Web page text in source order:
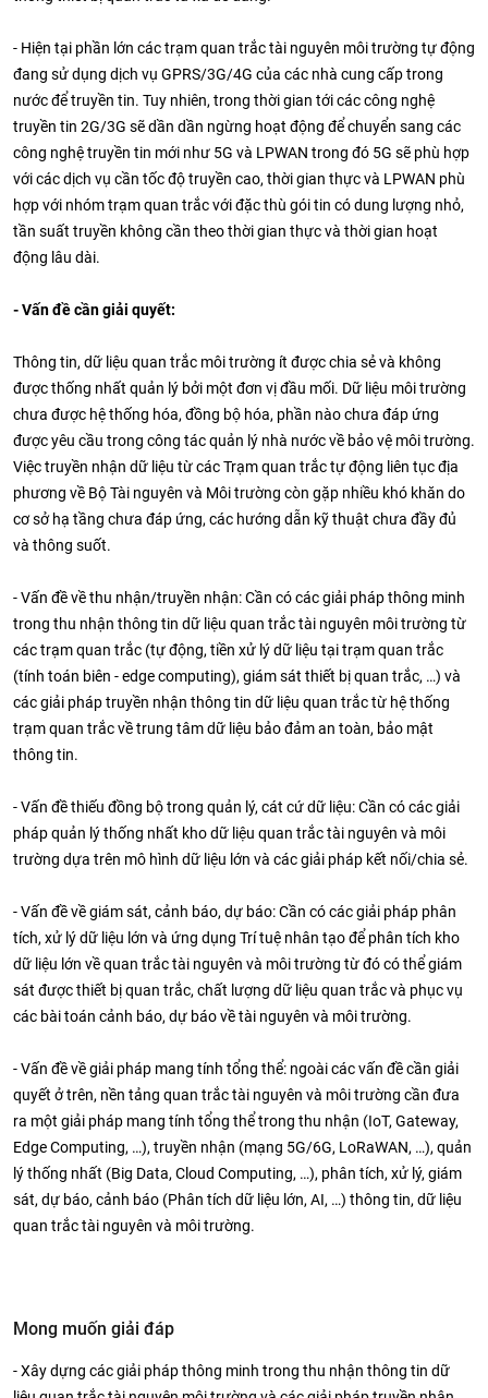
- Hiện tại phần lớn các trạm quan trắc tài nguyên môi trường tự động
đang sử dụng dịch vụ GPRS/3G/4G của các nhà cung cấp trong
nước để truyền tin. Tuy nhiên, trong thời gian tới các công nghệ
truyền tin 2G/3G sẽ dần dần ngừng hoạt động để chuyển sang các
công nghệ truyền tin mới như 5G và LPWAN trong đó 5G sẽ phù hợp
với các dịch vụ cần tốc độ truyền cao, thời gian thực và LPWAN phù
hợp với nhóm trạm quan trắc với đặc thù gói tin có dung lượng nhỏ,
tần suất truyền không cần theo thời gian thực và thời gian hoạt
động lâu dài.
- Vấn đề cần giải quyết:
Thông tin, dữ liệu quan trắc môi trường ít được chia sẻ và không
được thống nhất quản lý bởi một đơn vị đầu mối. Dữ liệu môi trường
chưa được hệ thống hóa, đồng bộ hóa, phần nào chưa đáp ứng
được yêu cầu trong công tác quản lý nhà nước về bảo vệ môi trường.
Việc truyền nhận dữ liệu từ các Trạm quan trắc tự động liên tục địa
phương về Bộ Tài nguyên và Môi trường còn gặp nhiều khó khăn do
cơ sở hạ tầng chưa đáp ứng, các hướng dẫn kỹ thuật chưa đầy đủ
và thông suốt.
- Vấn đề về thu nhận/truyền nhận: Cần có các giải pháp thông minh
trong thu nhận thông tin dữ liệu quan trắc tài nguyên môi trường từ
các trạm quan trắc (tự động, tiền xử lý dữ liệu tại trạm quan trắc
(tính toán biên - edge computing), giám sát thiết bị quan trắc, …) và
các giải pháp truyền nhận thông tin dữ liệu quan trắc từ hệ thống
trạm quan trắc về trung tâm dữ liệu bảo đảm an toàn, bảo mật
thông tin.
- Vấn đề thiếu đồng bộ trong quản lý, cát cứ dữ liệu: Cần có các giải
pháp quản lý thống nhất kho dữ liệu quan trắc tài nguyên và môi
trường dựa trên mô hình dữ liệu lớn và các giải pháp kết nối/chia sẻ.
- Vấn đề về giám sát, cảnh báo, dự báo: Cần có các giải pháp phân
tích, xử lý dữ liệu lớn và ứng dụng Trí tuệ nhân tạo để phân tích kho
dữ liệu lớn về quan trắc tài nguyên và môi trường từ đó có thể giám
sát được thiết bị quan trắc, chất lượng dữ liệu quan trắc và phục vụ
các bài toán cảnh báo, dự báo về tài nguyên và môi trường.
- Vấn đề về giải pháp mang tính tổng thể: ngoài các vấn đề cần giải
quyết ở trên, nền tảng quan trắc tài nguyên và môi trường cần đưa
ra một giải pháp mang tính tổng thể trong thu nhận (IoT, Gateway,
Edge Computing, …), truyền nhận (mạng 5G/6G, LoRaWAN, …), quản
lý thống nhất (Big Data, Cloud Computing, …), phân tích, xử lý, giám
sát, dự báo, cảnh báo (Phân tích dữ liệu lớn, AI, …) thông tin, dữ liệu
quan trắc tài nguyên và môi trường.
Mong muốn giải đáp
- Xây dựng các giải pháp thông minh trong thu nhận thông tin dữ